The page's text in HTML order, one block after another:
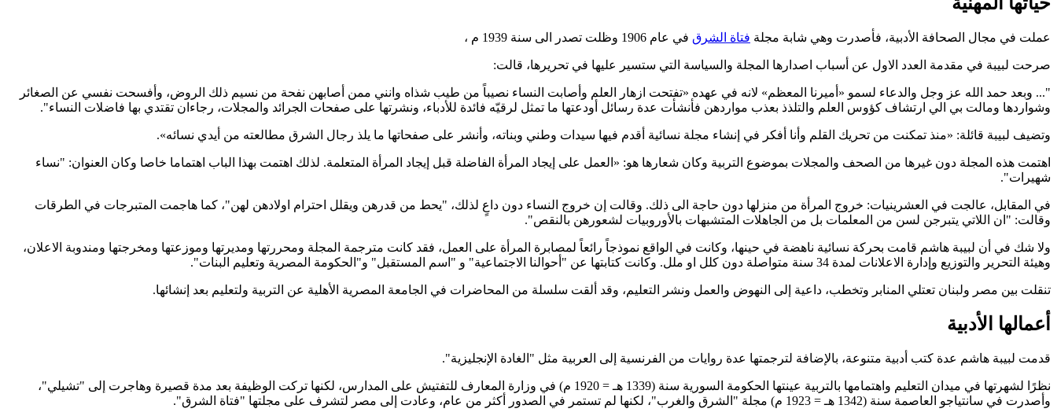
عملت في مجال الصحافة الأدبية، فأصدرت وهي شابة مجلة فتاة الشرق في عام 1906 وظلت تصدر الى سنة 1939 م ،
صرحت لبيبة في مقدمة العدد الاول عن أسباب اصدارها المجلة والسياسة التي ستسير عليها في تحريرها، قالت:
"... وبعد حمد الله عز وجل والدعاء لسمو «أميرنا المعظم» لانه في عهده «تفتحت ازهار العلم وأصابت النساء نصيباً من طيب شذاه وانني ممن أصابهن نفحة من نسيم ذلك الروض، وأفسحت نفسي عن الصغائر
وشواردها ومالت بي الي ارتشاف كؤوس العلم والتلذذ بعذب مواردهن فأنشأت عدة رسائل أودعتها ما تمثل لرقيّه فائدة للأدباء، ونشرتها على صفحات الجرائد والمجلات، رجاءان تقتدي بها فاضلات النساء".
وتضيف لبيبة قائلة: «منذ تمكنت من تحريك القلم وأنا أفكر في إنشاء مجلة نسائية أقدم فيها سيدات وطني وبناته، وأنشر على صفحاتها ما يلذ رجال الشرق مطالعته من أيدي نسائه».
اهتمت هذه المجلة دون غيرها من الصحف والمجلات بموضوع التربية وكان شعارها هو: «العمل على إيجاد المرأة الفاضلة قبل إيجاد المرأة المتعلمة. لذلك اهتمت بهذا الباب اهتماما خاصا وكان العنوان: "نساء
شهيرات".
في المقابل، عالجت في العشرينيات: خروج المرأة من منزلها دون حاجة الى ذلك. وقالت إن خروج النساء دون داعٍ لذلك، "يحط من قدرهن ويقلل احترام اولادهن لهن"، كما هاجمت المتبرجات في الطرقات
وقالت: "ان اللاتي يتبرجن لسن من المعلمات بل من الجاهلات المتشبهات بالأوروبيات لشعورهن بالنقص".
ولا شك في أن لبيبة هاشم قامت بحركة نسائية ناهضة في حينها، وكانت في الواقع نموذجاً رائعاً لمصابرة المرأة على العمل، فقد كانت مترجمة المجلة ومحررتها ومديرتها وموزعتها ومخرجتها ومندوبة الاعلان،
وهيئة التحرير والتوزيع وإدارة الاعلانات لمدة 34 سنة متواصلة دون كلل او ملل. وكانت كتابتها عن "أحوالنا الاجتماعية" و "اسم المستقبل" و"الحكومة المصرية وتعليم البنات".
تنقلت بين مصر ولبنان تعتلي المنابر وتخطب، داعية إلى النهوض والعمل ونشر التعليم، وقد ألقت سلسلة من المحاضرات في الجامعة المصرية الأهلية عن التربية ولتعليم بعد إنشائها.
أعمالها الأدبية
قدمت لبيبة هاشم عدة كتب أدبية متنوعة، بالإضافة لترجمتها عدة روايات من الفرنسية إلى العربية مثل "الغادة الإنجليزية".
نظرًا لشهرتها في ميدان التعليم واهتمامها بالتربية عينتها الحكومة السورية سنة (1339 هـ = 1920 م) في وزارة المعارف للتفتيش على المدارس، لكنها تركت الوظيفة بعد مدة قصيرة وهاجرت إلى "تشيلي"،
وأصدرت في سانتياجو العاصمة سنة (1342 هـ = 1923 م) مجلة "الشرق والغرب"، لكنها لم تستمر في الصدور أكثر من عام، وعادت إلى مصر لتشرف على مجلتها "فتاة الشرق".